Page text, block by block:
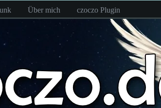
Über mich czoczo Plugin